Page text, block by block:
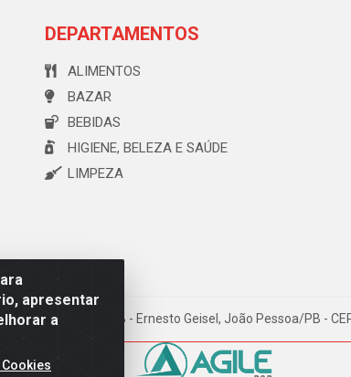
apresentar
a
DEPARTAMENTOS
ALIMENTOS
BAZAR
BEBIDAS
HIGIENE, BELEZA E SAÚDE
LIMPEZA
173 Galpão B - Ernesto Geisel, João Pessoa/PB -